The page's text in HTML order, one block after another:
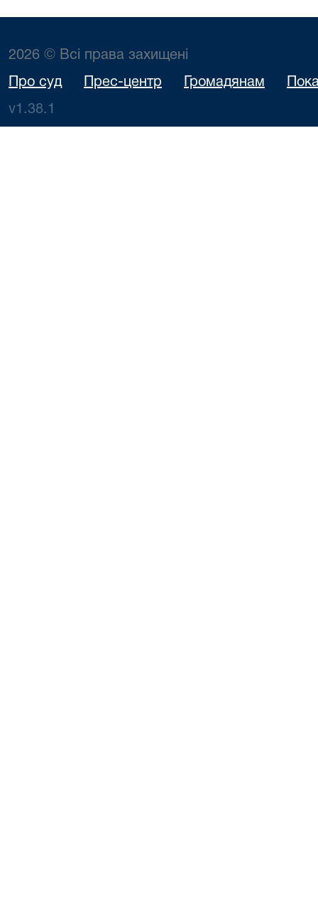
2026 © Всі права захищені
Про суд Прес-центр Громадянам
v1.38.1